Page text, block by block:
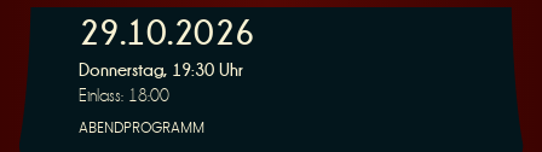
29.10.2026
Donnerstag, 19:30 Uhr
Einlass: 18:00
ABENDPROGRAMM